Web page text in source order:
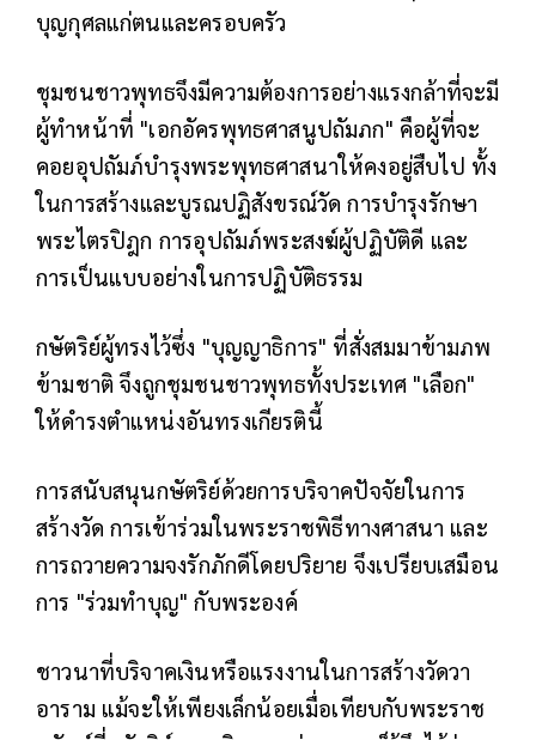
บุญกุศลแก่ตนและครอบครัว
ชุมชนชาวพุทธจึงมีความต้องการอย่างแรงกล้าที่จะมี
ผู้ทำหน้าที่ "เอกอัครพุทธศาสนูปถัมภก" คือผู้ที่จะ
คอยอุปถัมภ์บำรุงพระพุทธศาสนาให้คงอยู่สืบไป ทั้ง
ในการสร้างและบูรณปฏิสังขรณ์วัด การบำรุงรักษา
พระไตรปิฎก การอุปถัมภ์พระสงฆ์ผู้ปฏิบัติดี และ
การเป็นแบบอย่างในการปฏิบัติธรรม
กษัตริย์ผู้ทรงไว้ซึ่ง "บุญญาธิการ" ที่สั่งสมมาข้ามภพ
ข้ามชาติ จึงถูกชุมชนชาวพุทธทั้งประเทศ "เลือก"
ให้ดำรงตำแหน่งอันทรงเกียรตินี้
การสนับสนุนกษัตริย์ด้วยการบริจาคปัจจัยในการ
สร้างวัด การเข้าร่วมในพระราชพิธีทางศาสนา และ
การถวายความจงรักภักดีโดยปริยาย จึงเปรียบเสมือน
การ "ร่วมทำบุญ" กับพระองค์
ชาวนาที่บริจาคเงินหรือแรงงานในการสร้างวัดวา
อาราม แม้จะให้เพียงเล็กน้อยเมื่อเทียบกับพระราช